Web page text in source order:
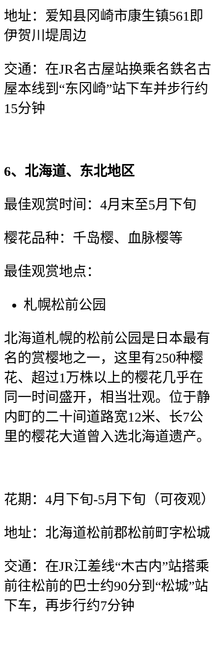
地址：爱知县冈崎市康生镇561即
伊贺川堤周边
交通：在JR名古屋站换乘名鉄名古
屋本线到“东冈崎”站下车并步行约
15分钟
6、北海道、东北地区
最佳观赏时间：4月末至5月下旬
樱花品种：千岛樱、血脉樱等
最佳观赏地点：
札幌松前公园
北海道札幌的松前公园是日本最有
名的赏樱地之一，这里有250种樱
花、超过1万株以上的樱花几乎在
同一时间盛开，相当壮观。位于静
内町的二十间道路宽12米、长7公
里的樱花大道曾入选北海道遗产。
花期：4月下旬-5月下旬（可夜观）
地址：北海道松前郡松前町字松城
交通：在JR江差线“木古内”站搭乘
前往松前的巴士约90分到“松城”站
下车，再步行约7分钟